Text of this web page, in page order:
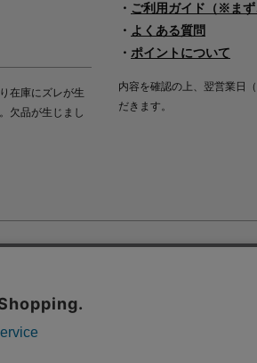
在庫にズレが生
欠品が生じまし
・ ご利用ガイド（※まず
・ よくある質問
・ ポイントについて
内容を確認の上、翌営業日
だきます。